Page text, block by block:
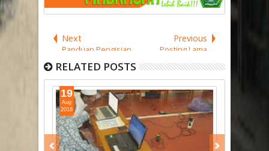
Next
Panduan Pengisian
Pintar (KIP) pada
Aplikasi Dapodik
Previous
Posting Lama
RELATED POSTS
19
Aug
2018